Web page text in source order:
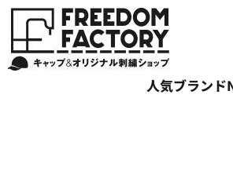
人気ブランド
ホーム
商品一覧から選ぶ
商品一覧から選ぶ
新着おすすめ商品
セール
NEW ERA BLANK CAP(ニューエラ 無地
47BLAND-BLANK CAP(フォーティセブン
その他ブランドブランク無地キャ
オリジナル刺繍をオーダー
文字でデザインする場合
お客様のデザインをアップロードする場合
店舗オリジナルデザインを使用する場合
【帽子】刺繍価格について
【アパレル】刺繍価格について
送料について
バッグやTシャツにも刺繍可能
59FIFTYとは?
ユーポン/フレックスフィットとは
商品紹介・新着情報
刺繍・デザインの知識
刺繍ミシン・設備紹介
FREEDOM
アルファベット3D刺繍 花文字A A-Z
ワッペン
法人・企業向け商品特集
イベント・販促向け商品特集
学校・部活向け商品特集
デフォルト
価格：安い順
価格：高い順
新着順